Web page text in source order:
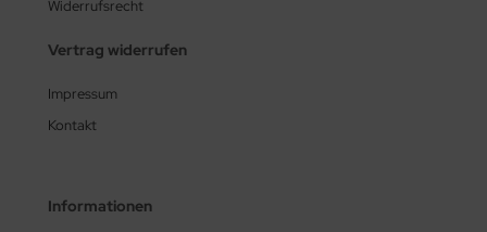
Widerrufsrecht
Vertrag widerrufen
Impressum
Kontakt
Informationen